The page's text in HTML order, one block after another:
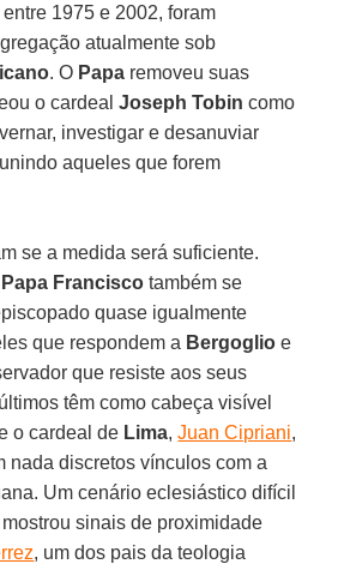
1975 e 2002, foram
atualmente sob
. O Papa removeu suas
o cardealJoseph Tobin como
investigar e desanuviar
aqueles que forem
se a medida será suficiente.
Papa Francisco também se
quase igualmente
que respondem a Bergoglio e
que resiste aos seus
têm como cabeça visível
o cardeal de Lima,Juan Cipriani,
nada discretos vínculos com a
Um cenário eclesiástico difícil
sinais de proximidade
, um dos pais da teologia